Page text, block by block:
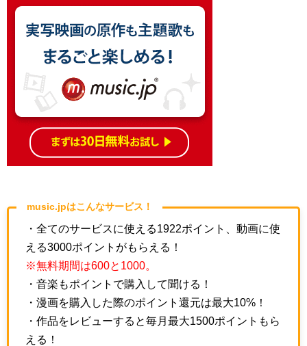
music.jpはこんなサービス！
・全てのサービスに使える1922ポイント、動画に使
える3000ポイントがもらえる！
※無料期間は600と1000。
・音楽もポイントで購入して聞ける！
・漫画を購入した際のポイント還元は最大10%！
・作品をレビューすると毎月最大1500ポイントもら
える！